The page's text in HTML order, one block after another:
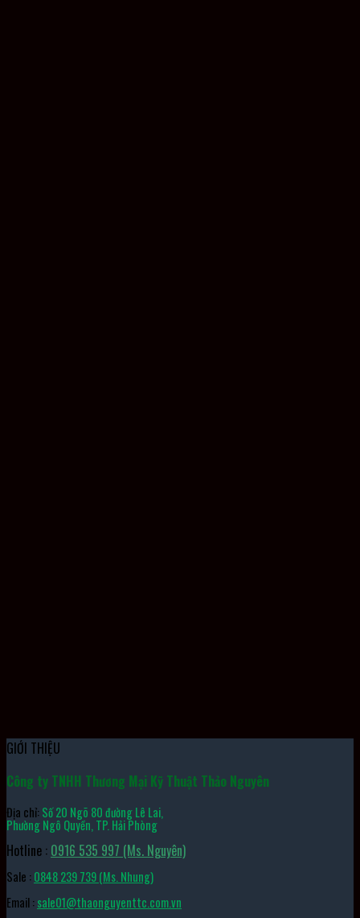
GIỚI THIỆU
Công ty TNHH Thương Mại Kỹ Thuật Thảo Nguyên
Địa chỉ:Số 20 Ngõ 80 đường Lê Lai,
Phường Ngô Quyền, TP. Hải Phòng
Hotline : 0916 535 997 (Ms. Nguyên)
Sale :0848 239 739 (Ms. Nhung)
Email :sale01@thaonguyenttc.com.vn